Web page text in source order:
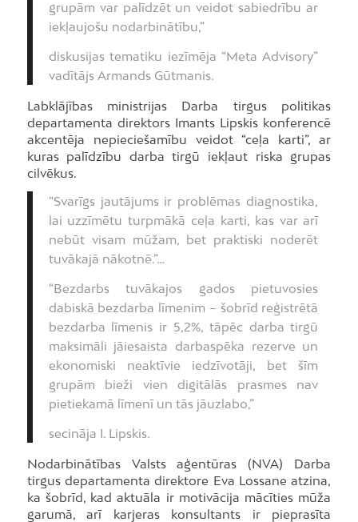
grupām var palīdzēt un veidot sabiedrību ar
iekļaujošu nodarbinātību,”
diskusijas tematiku iezīmēja “Meta Advisory”
vadītājs Armands Gūtmanis.
Labklājības ministrijas Darba tirgus politikas
departamenta direktors Imants Lipskis konferencē
akcentēja nepieciešamību veidot “ceļa karti”, ar
kuras palīdzību darba tirgū iekļaut riska grupas
cilvēkus.
“Svarīgs jautājums ir problēmas diagnostika,
lai uzzīmētu turpmākā ceļa karti, kas var arī
nebūt visam mūžam, bet praktiski noderēt
tuvākajā nākotnē.”…
“Bezdarbs tuvākajos gados pietuvosies
dabiskā bezdarba līmenim – šobrīd reģistrētā
bezdarba līmenis ir 5,2%, tāpēc darba tirgū
maksimāli jāiesaista darbaspēka rezerve un
ekonomiski neaktīvie iedzīvotāji, bet šīm
grupām bieži vien digitālās prasmes nav
pietiekamā līmenī un tās jāuzlabo,”
secināja I. Lipskis.
Nodarbinātības Valsts aģentūras (NVA) Darba
tirgus departamenta direktore Eva Lossane atzina,
ka šobrīd, kad aktuāla ir motivācija mācīties mūža
garumā, arī karjeras konsultants ir pieprasīta